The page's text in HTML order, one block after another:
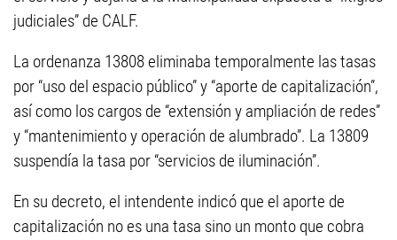
judiciales” de CALF.
La ordenanza 13808 eliminaba temporalmente las tasas
por “uso del espacio público” y “aporte de capitalización”,
así como los cargos de “extensión y ampliación de redes”
y “mantenimiento y operación de alumbrado”. La 13809
suspendía la tasa por “servicios de iluminación”.
En su decreto, el intendente indicó que el aporte de
capitalización no es una tasa sino un monto que cobra